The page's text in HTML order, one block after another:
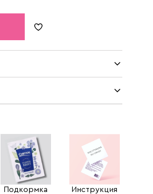
Подкормка
Инструкция